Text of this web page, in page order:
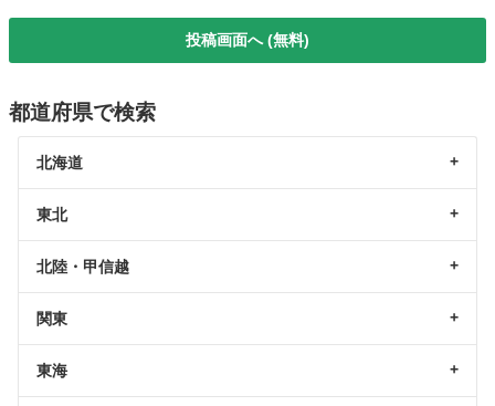
投稿画面へ (無料)
都道府県で検索
北海道
東北
北陸・甲信越
関東
東海